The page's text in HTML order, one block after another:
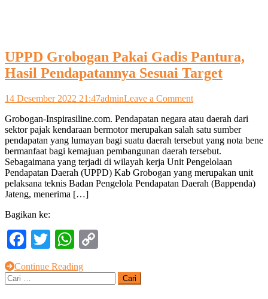
UPPD Grobogan Pakai Gadis Pantura,
Hasil Pendapatannya Sesuai Target
14 Desember 2022 21:47adminLeave a Commenton
Grobogan
Pakai
Gadis
Pantura,
Hasil
Pendapatannya
Sesuai
Grobogan-Inspirasiline.com. Pendapatan negara atau daerah dari
sektor pajak kendaraan bermotor merupakan salah satu sumber
pendapatan yang lumayan bagi suatu daerah tersebut yang nota bene
bermanfaat bagi kemajuan pembangunan daerah tersebut.
Sebagaimana yang terjadi di wilayah kerja Unit Pengelolaan
Pendapatan Daerah (UPPD) Kab Grobogan yang merupakan unit
pelaksana teknis Badan Pengelola Pendapatan Daerah (Bappenda)
Jateng, menerima […]
Bagikan ke:
Facebook
TwitterWhatsApp
Continue Reading
Cari
untuk: